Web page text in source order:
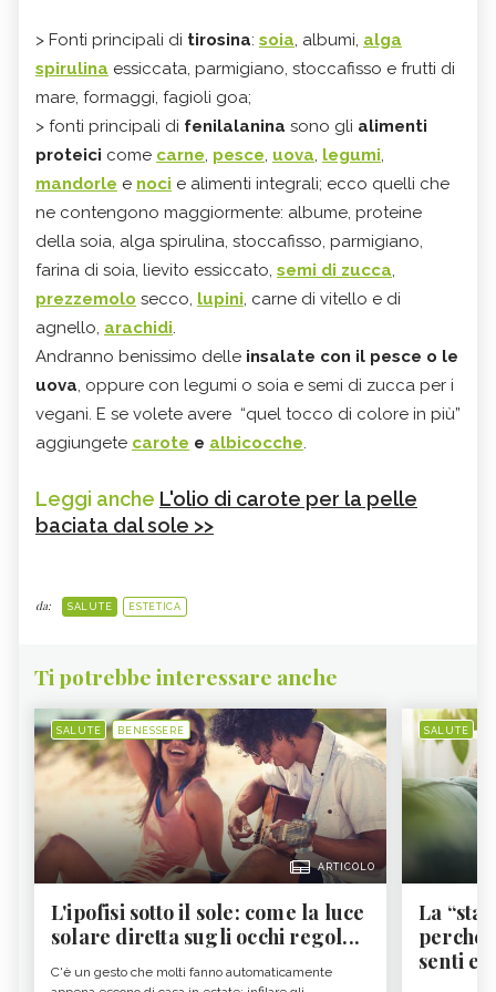
> Fonti principali di tirosina: soia, albumi, alga
spirulina essiccata, parmigiano, stoccafisso e frutti di
mare, formaggi, fagioli goa;
> fonti principali di fenilalanina sono gli alimenti
proteici come carne, pesce, uova, legumi,
mandorle e noci e alimenti integrali; ecco quelli che
ne contengono maggiormente: albume, proteine
della soia, alga spirulina, stoccafisso, parmigiano,
farina di soia, lievito essiccato, semi di zucca,
prezzemolo secco, lupini, carne di vitello e di
agnello, arachidi.
Andranno benissimo delle insalate con il pesce o le
uova, oppure con legumi o soia e semi di zucca per i
vegani. E se volete avere “quel tocco di colore in più”
aggiungete carote e albicocche.
Leggi anche L'olio di carote per la pelle
baciata dal sole >>
da: SALUTE ESTETICA
Ti potrebbe interessare anche
SALUTE BENESSERE
ARTICOLO
L'ipofisi sotto il sole: come la luce
solare diretta sugli occhi regol...
C'è un gesto che molti fanno automaticamente
SALUTE
La
perché
senti